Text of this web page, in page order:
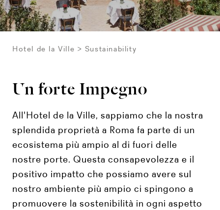
Hotel de la Ville Sustainability
Un forte Impegno
All'Hotel de la Ville, sappiamo che la nostra
splendida proprietà a Roma fa parte di un
ecosistema più ampio al di fuori delle
nostre porte. Questa consapevolezza e il
positivo impatto che possiamo avere sul
nostro ambiente più ampio ci spingono a
promuovere la sostenibilità in ogni aspetto